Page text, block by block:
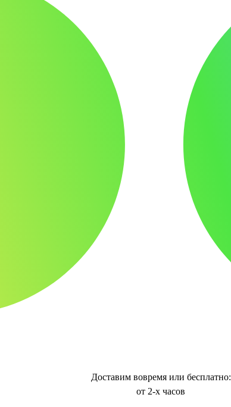
Доставим вовремя или бесплатно:
от 2-х часов